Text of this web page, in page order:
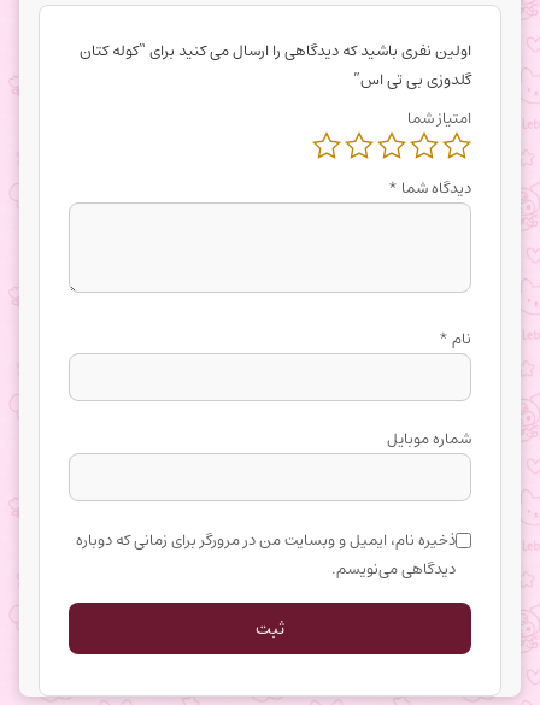
اولین نفری باشید که دیدگاهی را ارسال می کنید برای “کوله کتان
گلدوزی بی تی اس”
امتیاز شما
دیدگاه شما *
نام*
شماره موبایل
ذخیره نام، ایمیل و وبسایت من در مرورگر برای زمانی که دوباره
دیدگاهی می‌نویسم.